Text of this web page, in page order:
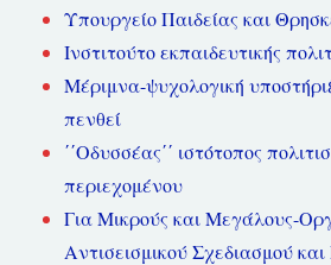
Υπουργείο Παιδείας και
Ινστιτούτο εκπαιδευτικής
Μέριμνα-ψυχολογική
πενθεί
΄΄Οδυσσέας΄΄ ιστότοπος
περιεχομένου
Για Μικρούς και Μεγάλους-
Αντισεισμικού Σχεδιασμού